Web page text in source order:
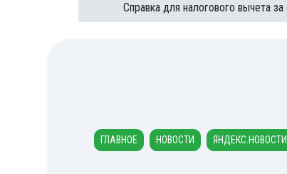
Справка для налогового вычета
ГЛАВНОЕ НОВОСТИ ЯНДЕКС.НОВОСТИ